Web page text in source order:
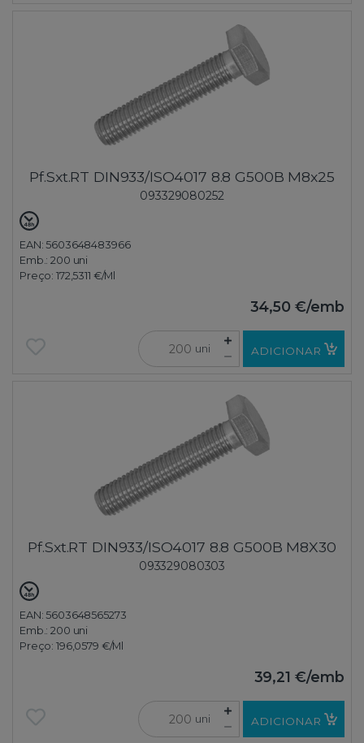
Pf.Sxt.RT DIN933/ISO4017 8.8 G500B M8x25
093329080252
EAN: 5603648483966
Emb.:200 uni
Preço: 172,5311 €/Ml
34,50 €/emb
uni ADICIONAR
Pf.Sxt.RT DIN933/ISO4017 8.8 G500B M8X30
093329080303
EAN: 5603648565273
Emb.:200 uni
Preço: 196,0579 €/Ml
39,21 €/emb
uni ADICIONAR